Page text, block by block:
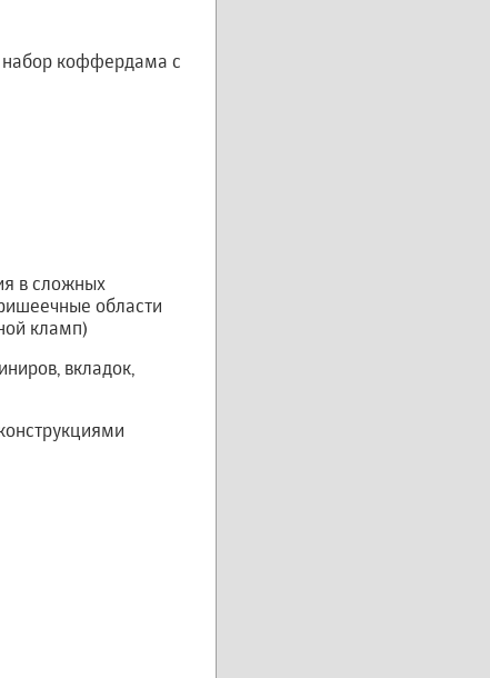
набор коффердама с
в сложных
области
кламп)
вкладок,